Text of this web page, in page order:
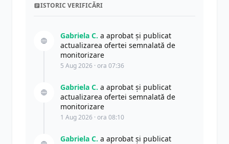
ISTORIC VERIFICĂRI
Gabriela C. a aprobat și publicat
actualizarea ofertei semnalată de
monitorizare
5 Aug 2026 · ora 07:36
Gabriela C. a aprobat și publicat
actualizarea ofertei semnalată de
monitorizare
1 Aug 2026 · ora 08:10
Gabriela C. a aprobat și publicat